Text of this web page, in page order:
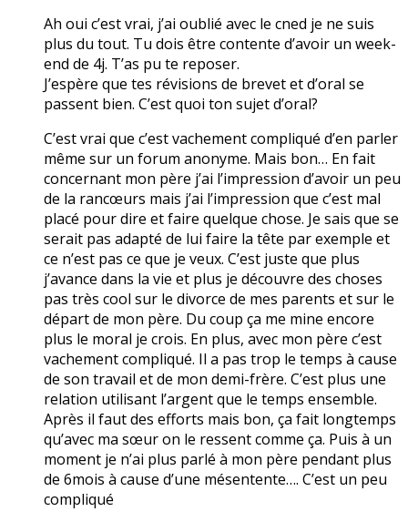
Ah oui c’est vrai, j’ai oublié avec le cned je ne suis
plus du tout. Tu dois être contente d’avoir un week-
end de 4j. T’as pu te reposer.
J’espère que tes révisions de brevet et d’oral se
passent bien. C’est quoi ton sujet d’oral?
C’est vrai que c’est vachement compliqué d’en parler
même sur un forum anonyme. Mais bon… En fait
concernant mon père j’ai l’impression d’avoir un peu
de la rancœurs mais j’ai l’impression que c’est mal
placé pour dire et faire quelque chose. Je sais que se
serait pas adapté de lui faire la tête par exemple et
ce n’est pas ce que je veux. C’est juste que plus
j’avance dans la vie et plus je découvre des choses
pas très cool sur le divorce de mes parents et sur le
départ de mon père. Du coup ça me mine encore
plus le moral je crois. En plus, avec mon père c’est
vachement compliqué. Il a pas trop le temps à cause
de son travail et de mon demi-frère. C’est plus une
relation utilisant l’argent que le temps ensemble.
Après il faut des efforts mais bon, ça fait longtemps
qu’avec ma sœur on le ressent comme ça. Puis à un
moment je n’ai plus parlé à mon père pendant plus
de 6mois à cause d’une mésentente…. C’est un peu
compliqué